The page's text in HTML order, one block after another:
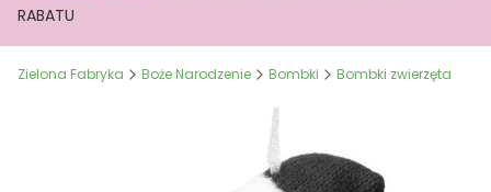
RABATU
Zielona Fabryka Boże Narodzenie Bombki Bombki zwierzęta